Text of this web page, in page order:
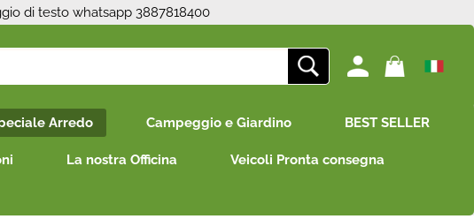
di testo whatsapp 3887818400
Per completare l'ordine inserisci
poi clicca sul pulsante "Accedi"
Se non sei ancora registrato sul
"Registrati"
Arredo Campeggio e Giardino BEST SELLER
La nostra Officina Veicoli Pronta consegna